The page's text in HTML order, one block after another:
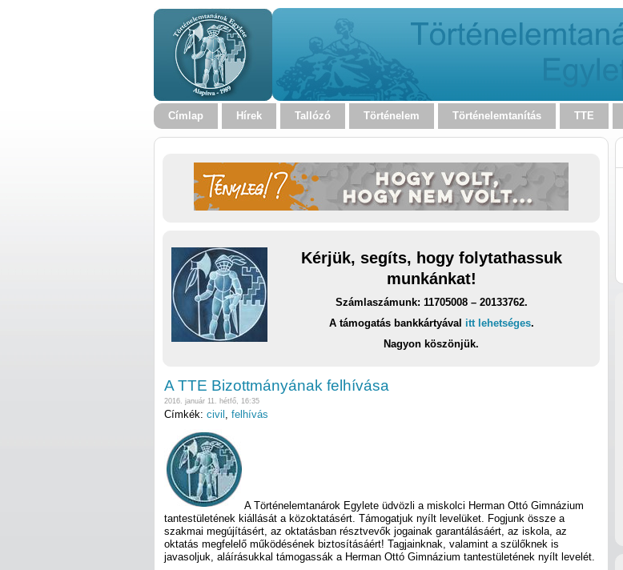
Címlap Hírek Tallózó Történelem Történelemtanítás TTE
Kérjük, segíts, hogy folytathassuk
munkánkat!
Számlaszámunk: 11705008 – 20133762.
A támogatás bankkártyával itt lehetséges.
Nagyon köszönjük.
A TTE Bizottmányának felhívása
2016. január 11. hétfő, 16:35
Címkék: civil , felhívás
A Történelemtanárok Egylete üdvözli a miskolci Herman Ottó Gimnázium
tantestületének kiállását a közoktatásért. Támogatjuk nyílt levelüket. Fogjunk össze a
szakmai megújításért, az oktatásban résztvevők jogainak garantálásáért, az iskola, az
oktatás megfelelő működésének biztosításáért! Tagjainknak, valamint a szülőknek is
javasoljuk, aláírásukkal támogassák a Herman Ottó Gimnázium tantestületének nyílt levelét.